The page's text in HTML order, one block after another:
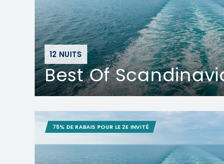
12 NUITS
Best Of
75% DE RABAIS POUR LE 2E INVITÉ